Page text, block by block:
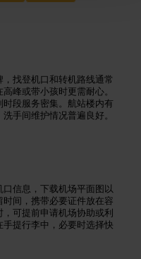
找登机口和转机路线通常
峰或带小孩时更需耐心。
段服务密集。航站楼内有
手间维护情况普遍良好。
信息，下载机场平面图以
间，携带必要证件放在容
可提前申请机场协助或利
提行李中，必要时选择快